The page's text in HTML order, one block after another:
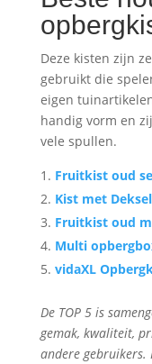
Deze kisten zijn
gebruikt die
eigen
handig vorm en
vele spullen.
Fruitkist oud
Kist met
Fruitkist oud
Multi
vidaXL
De TOP 5 is
gemak, kwaliteit,
andere gebruikers.